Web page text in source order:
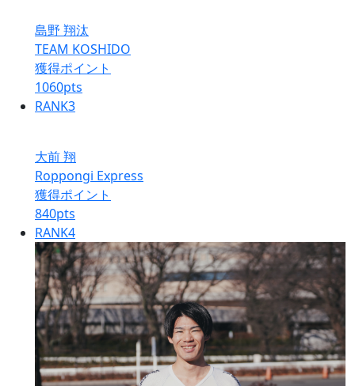
島野 翔汰
TEAM KOSHIDO
獲得ポイント
1060pts
RANK3
大前 翔
Roppongi Express
獲得ポイント
840pts
RANK4